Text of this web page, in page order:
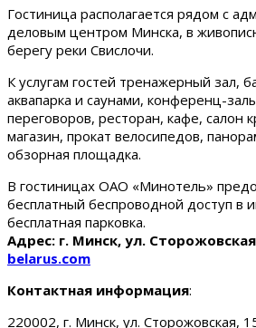
Гостиница располагается рядом с
деловым центром Минска, в
берегу реки Свислочи.
К услугам гостей тренажерный зал,
аквапарка и саунами, конференц-
переговоров, ресторан, кафе, салон
магазин, прокат велосипедов,
обзорная площадка.
В гостиницах ОАО «Минотель»
бесплатный беспроводной доступ в
бесплатная парковка.
Адрес: г. Минск, ул.
belarus.com
Контактная информация:
220002, г. Минск, ул. Сторожовская,